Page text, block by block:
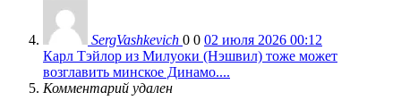
SergVashkevich 0 0 02 июля 2026 00:12
Карл Тэйлор из Милуоки (Нэшвил) тоже может
возглавить минское Динамо....
Комментарий удален